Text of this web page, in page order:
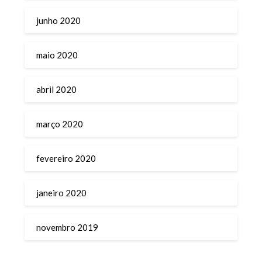
junho 2020
maio 2020
abril 2020
março 2020
fevereiro 2020
janeiro 2020
novembro 2019